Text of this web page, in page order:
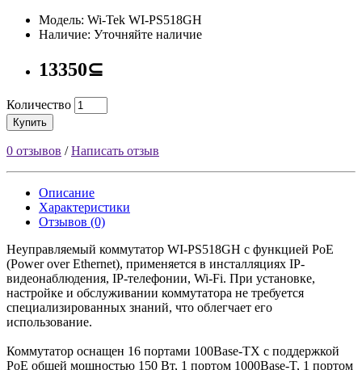
Модель: Wi-Tek WI-PS518GH
Наличие: Уточняйте наличие
13350⊆
Количество
Купить
0 отзывов /Написать отзыв
Описание
Характеристики
Отзывов (0)
Неуправляемый коммутатор WI-PS518GH с функцией PoE
(Power over Ethernet), применяется в инсталляциях IP-
видеонаблюдения, IP-телефонии, Wi-Fi. При установке,
настройке и обслуживании коммутатора не требуется
специализированных знаний, что облегчает его
использование.
Коммутатор оснащен 16 портами 100Base-TX с поддержкой
PoE общей мощностью 150 Вт, 1 портом 1000Base-T, 1 портом